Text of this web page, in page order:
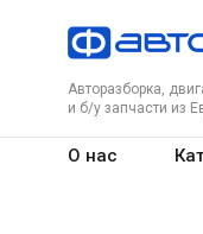
Авторазборка,
и б/у запчасти из
О нас